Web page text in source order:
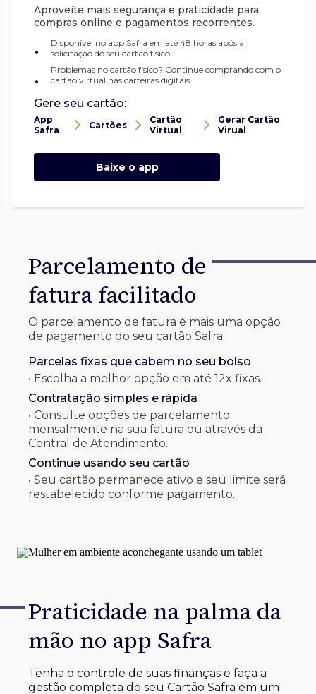
Aproveite mais segurança e praticidade para
compras online e pagamentos recorrentes.
•
Disponível no app Safra em até 48 horas após a
solicitação do seu cartão físico.
•
Problemas no cartão físico? Continue comprando com o
cartão virtual nas carteiras digitais.
Gere seu cartão:
App
Safra
Cartões
Cartão
Virtual
Gerar Cartão
Virual
Baixe o app
Parcelamento de
fatura facilitado
O parcelamento de fatura é mais uma opção
de pagamento do seu cartão Safra.
Parcelas fixas que cabem no seu bolso
• Escolha a melhor opção em até 12x fixas.
Contratação simples e rápida
• Consulte opções de parcelamento
mensalmente na sua fatura ou através da
Central de Atendimento.
Continue usando seu cartão
• Seu cartão permanece ativo e seu limite será
restabelecido conforme pagamento.
Praticidade na palma da
mão no app Safra
Tenha o controle de suas finanças e faça a
gestão completa do seu Cartão Safra em um